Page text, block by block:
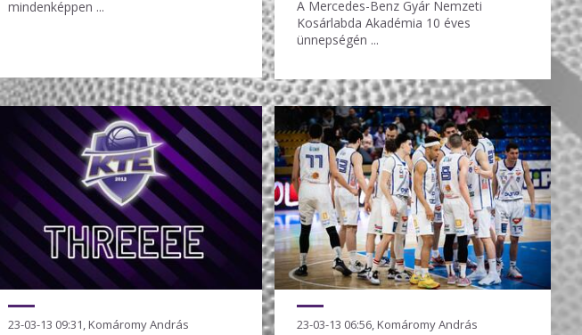
mindenképpen ...
A Mercedes-Benz Gyár Nemzeti
Kosárlabda Akadémia 10 éves
ünnepségén ...
23-03-13 09:31, Komáromy András 23-03-13 06:56, Komáromy András